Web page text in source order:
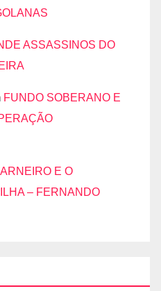
ASSASSINOS DO
FUNDO SOBERANO E
E O
– FERNANDO